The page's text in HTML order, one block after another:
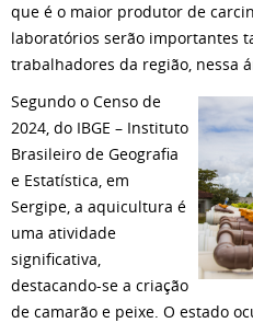
que é o maior produtor de
laboratórios serão importantes
trabalhadores da região, nessa
Segundo o Censo de
2024, do IBGE – Instituto
Brasileiro de Geografia
e Estatística, em
Sergipe, a aquicultura é
uma atividade
significativa,
destacando-se a criação
de camarão e peixe. O estado